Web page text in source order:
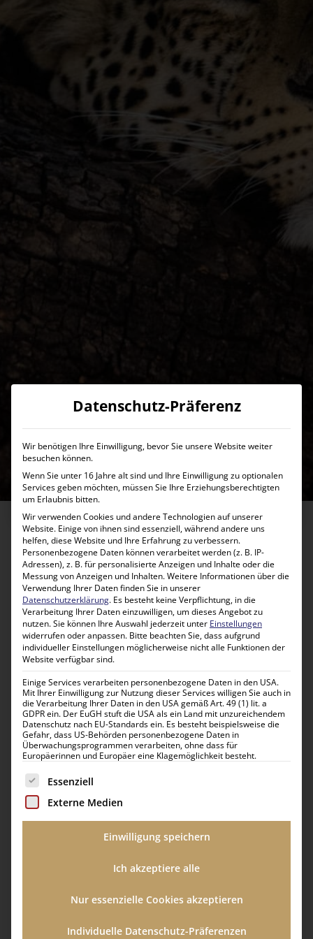
Südliches Afrika
Urlaub Südliches Afrika – Naturwunder und
Zu den Reisen
Individuelle Reisen durch die faszinierende
Region des südlichen Kontinents
Tauchen Sie ein in die faszinierende Welt des
Südliches Afrikaund erleben Sie eine Region voller
beeindruckender Naturlandschaften, vielfältiger Tierwelt und
kultureller Schätze. Ob Sie auf Safari gehen, die
atemberaubenden Landschaften erkunden oder die herzliche
Gastfreundschaft der Menschen genießen möchten – wir
gestalten Ihre perfekte Reise durch diese einzigartige Region.
Das südliche Afrika begeistert mit seinen weltberühmten
Nationalparks wie dem Kruger-Nationalpark in Südafrika,
dem Etosha-Reservat in Namibia oder dem Chobe-
Nationalpark in Botswana. Hier erwarten Sie unvergessliche
Nashörner und Giraffen in ihrer natürlichen Umgebung zu
endlosen Savannen über imposante Gebirgszüge bis hin zu
Datenschutz-Präferenz
Wir benötigen Ihre Einwilligung, bevor Sie unsere Website weiter
besuchen können.
Wenn Sie unter 16 Jahre alt sind und Ihre Einwilligung zu optionalen
Services geben möchten, müssen Sie Ihre Erziehungsberechtigten
um Erlaubnis bitten.
Wir verwenden Cookies und andere Technologien auf unserer
Website. Einige von ihnen sind essenziell, während andere uns
helfen, diese Website und Ihre Erfahrung zu verbessern.
Personenbezogene Daten können verarbeitet werden (z. B. IP-
Adressen), z. B. für personalisierte Anzeigen und Inhalte oder die
Messung von Anzeigen und Inhalten.Weitere Informationen über die
Verwendung Ihrer Daten finden Sie in unserer
Datenschutzerklärung. Es besteht keine Verpflichtung, in die
Verarbeitung Ihrer Daten einzuwilligen, um dieses Angebot zu
nutzen.Sie können Ihre Auswahl jederzeit unter Einstellungen
widerrufen oder anpassen. Bitte beachten Sie, dass aufgrund
individueller Einstellungen möglicherweise nicht alle Funktionen der
Website verfügbar sind.
Einige Services verarbeiten personenbezogene Daten in den USA.
Mit Ihrer Einwilligung zur Nutzung dieser Services willigen Sie auch in
die Verarbeitung Ihrer Daten in den USA gemäß Art. 49 (1) lit. a
GDPR ein. Der EuGH stuft die USA als ein Land mit unzureichendem
Datenschutz nach EU-Standards ein. Es besteht beispielsweise die
Gefahr, dass US-Behörden personenbezogene Daten in
Überwachungsprogrammen verarbeiten, ohne dass für
Europäerinnen und Europäer eine Klagemöglichkeit besteht.
Es folgt eine Liste der Service-Gruppen, für die eine
Essenziell
Externe Medien
Einwilligung speichern
Ich akzeptiere alle
Nur essenzielle Cookies akzeptieren
Individuelle Datenschutz-Präferenzen